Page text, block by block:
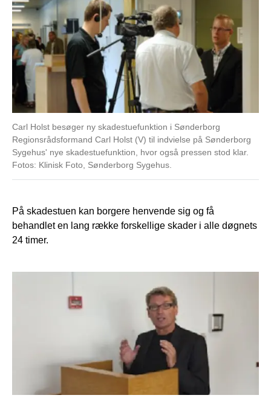
Carl Holst besøger ny skadestuefunktion i Sønderborg
Regionsrådsformand Carl Holst (V) til indvielse på Sønderborg
Sygehus' nye skadestuefunktion, hvor også pressen stod klar.
Fotos: Klinisk Foto, Sønderborg Sygehus.
På skadestuen kan borgere henvende sig og få
behandlet en lang række forskellige skader i alle døgnets
24 timer.